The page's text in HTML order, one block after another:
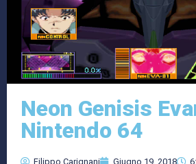
Neon Genisis
Nintendo 64
Filippo Carignani Giugno 19, 2018